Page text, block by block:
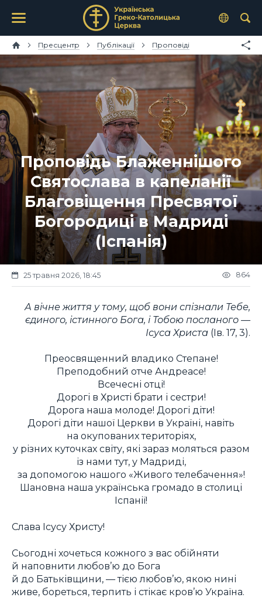
Пресцентр Публікації Проповіді
Проповідь Блаженнішого
Святослава в капеланії
Благовіщення Пресвятої
Богородиці в Мадриді
(Іспанія)
25 травня 2026, 18:45 864
А вічне життя у тому, щоб вони спізнали Тебе,
єдиного, істинного Бога, і Тобою посланого —
Ісуса Христа (Ів. 17, 3).
Преосвященний владико Степане!
Преподобний отче Андреасе!
Всечесні отці!
Дорогі в Христі брати і сестри!
Дорога наша молоде! Дорогі діти!
Дорогі діти нашої Церкви в Україні, навіть
на окупованих територіях,
у різних куточках світу, які зараз моляться разом
із нами тут, у Мадриді,
за допомогою нашого «Живого телебачення»!
Шановна наша українська громадо в столиці
Іспанії!
Слава Ісусу Христу!
Сьогодні хочеться кожного з вас обійняти
й наповнити любов’ю до Бога
й до Батьківщини, — тією любов’ю, якою нині
живе, бореться, терпить і стікає кров’ю Україна.